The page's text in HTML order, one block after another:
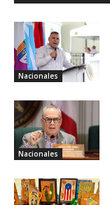
Nacionales
Nacionales